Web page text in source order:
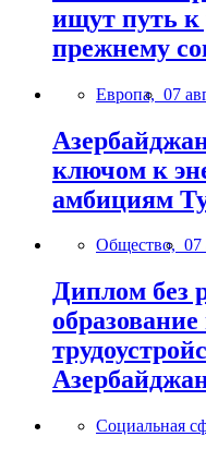
ищут путь к
прежнему
Европа, 07
ключом к
амбициям
Общество, 07
Диплом без
Социальная